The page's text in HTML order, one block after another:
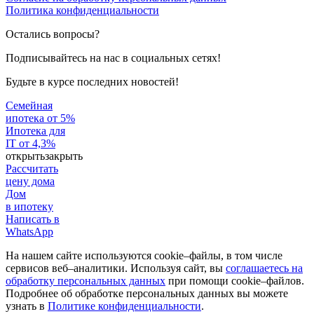
Политика конфиденциальности
Остались вопросы?
Подписывайтесь на нас в социальных сетях!
Будьте в курсе последних новостей!
Семейная
ипотека от 5%
Ипотека для
IT от 4,3%
открытьзакрыть
Рассчитать
цену дома
Дом
в ипотеку
Написать в
WhatsApp
На нашем сайте используются cookie–файлы, в том числе
сервисов веб–аналитики. Используя сайт, вы соглашаетесь на
обработку персональных данных при помощи cookie–файлов.
Подробнее об обработке персональных данных вы можете
узнать в Политике конфиденциальности.